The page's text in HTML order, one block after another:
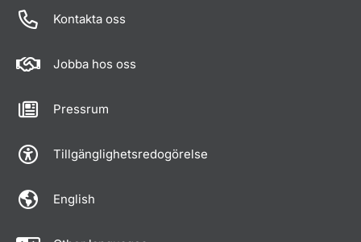
Kontakta oss
Jobba hos oss
Pressrum
Tillgänglighetsredogörelse
English